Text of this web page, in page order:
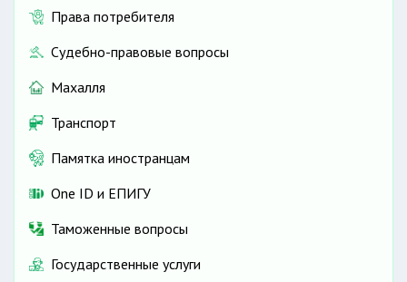
Права потребителя
Судебно-правовые вопросы
Махалля
Транспорт
Памятка иностранцам
One ID и ЕПИГУ
Таможенные вопросы
Государственные услуги